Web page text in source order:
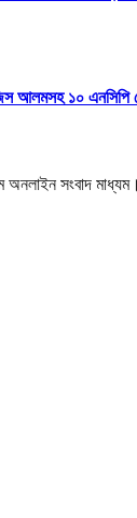
আলমসহ ১০ এনসিপি
অনলাইন সংবাদ